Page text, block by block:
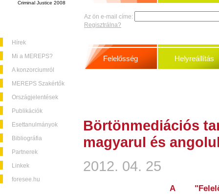
Criminal Justice 2008
Hírek
Mi a MEREPS?
A konzorciumról
MEREPS Szakértők
Országjelentések
Publikációk
Esettanulmányok
Bibliográfia
Partnerek
Linkek
foresee.hu
Az ön e-mail címe:
Regisztrálna?
Felelősség Helyreállítás
Börtönmediációs
magyarul és
2012. 04. 25
A